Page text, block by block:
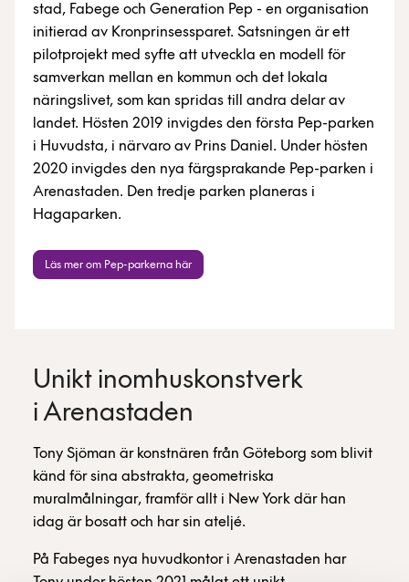
stad, Fabege och Generation Pep - en organisation
initierad av Kronprinsessparet. Satsningen är ett
pilotprojekt med syfte att utveckla en modell för
samverkan mellan en kommun och det lokala
näringslivet, som kan spridas till andra delar av
landet. Hösten 2019 invigdes den första Pep-parken
i Huvudsta, i närvaro av Prins Daniel. Under hösten
2020 invigdes den nya färgsprakande Pep-parken i
Arenastaden. Den tredje parken planeras i
Hagaparken.
Läs mer om Pep-parkerna här
Unikt inomhuskonstverk
i Arenastaden
Tony Sjöman är konstnären från Göteborg som blivit
känd för sina abstrakta, geometriska
muralmålningar, framför allt i New York där han
idag är bosatt och har sin ateljé.
På Fabeges nya huvudkontor i Arenastaden har